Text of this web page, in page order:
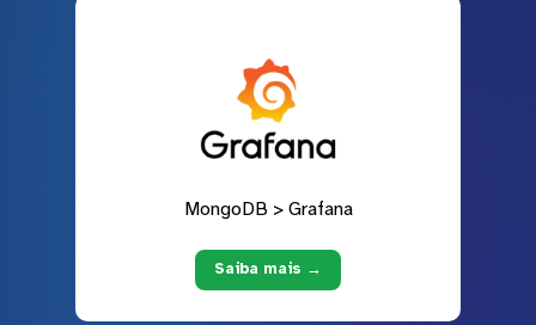
MongoDB > Grafana
Saiba mais →